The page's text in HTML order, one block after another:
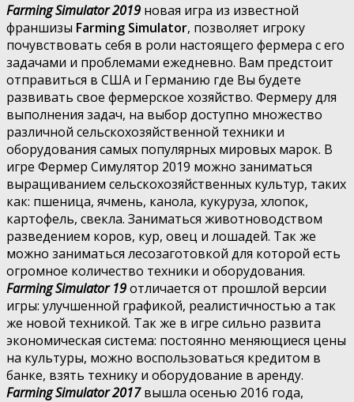
Farming Simulator 2019 новая игра из известной
франшизы Farming Simulator, позволяет игроку
почувствовать себя в роли настоящего фермера с его
задачами и проблемами ежедневно. Вам предстоит
отправиться в США и Германию где Вы будете
развивать свое фермерское хозяйство. Фермеру для
выполнения задач, на выбор доступно множество
различной сельскохозяйственной техники и
оборудования самых популярных мировых марок. В
игре Фермер Симулятор 2019 можно заниматься
выращиванием сельскохозяйственных культур, таких
как: пшеница, ячмень, канола, кукуруза, хлопок,
картофель, свекла. Заниматься животноводством
разведением коров, кур, овец и лошадей. Так же
можно заниматься лесозаготовкой для которой есть
огромное количество техники и оборудования.
Farming Simulator 19отличается от прошлой версии
игры: улучшенной графикой, реалистичностью а так
же новой техникой. Так же в игре сильно развита
экономическая система: постоянно меняющиеся цены
на культуры, можно воспользоваться кредитом в
банке, взять технику и оборудование в аренду.
Farming Simulator 2017вышла осенью 2016 года,